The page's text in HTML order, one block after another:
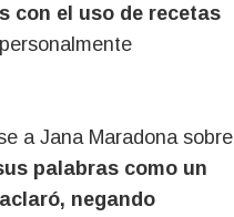
con el uso de recetas
a Jana Maradona sobre
palabras como un
negando